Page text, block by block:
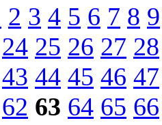
2 3 4 5 6 7 8 9
24 25 26 27 28
43 44 45 46 47
62 63 64 65 66